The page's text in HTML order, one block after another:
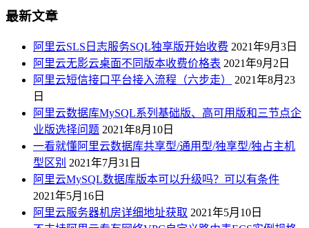
最新文章
阿里云SLS日志服务SQL独享版开始收费 2021年9月3日
阿里云无影云桌面不同版本收费价格表 2021年9月2日
阿里云短信接口平台接入流程（六步走）
2021年8月23
日
阿里云数据库MySQL系列基础版、高可用版和三节点企
业版选择问题 2021年8月10日
一看就懂阿里云数据库共享型/通用型/独享型/独占主机
型区别 2021年7月31日
阿里云MySQL数据库版本可以升级吗？可以有条件
2021年5月16日
阿里云服务器机房详细地址获取 2021年5月10日